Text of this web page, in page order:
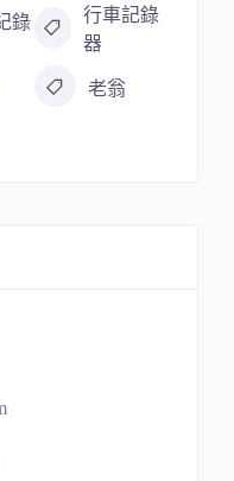
錄
行車記錄
器
老翁